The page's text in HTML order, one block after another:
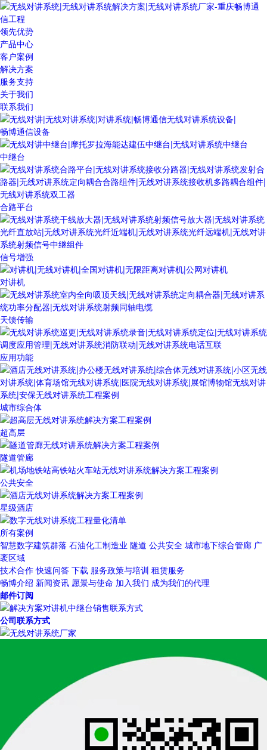
领先优势
产品中心
客户案例
解决方案
服务支持
关于我们
联系我们
畅博通信设备
中继台
合路平台
信号增强
对讲机
天馈传输
应用功能
城市综合体
超高层
隧道管廊
公共安全
星级酒店
所有案例
智慧数字建筑群落 石油化工制造业 隧道 公共安全 城市地下综合管廊 广
袤区域
技术合作 快速问答 下载 服务政策与培训 租赁服务
畅博介绍 新闻资讯 愿景与使命 加入我们 成为我们的代理
邮件订阅
公司联系方式